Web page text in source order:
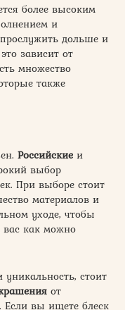
более высоким
и
дольше и
зависит от
множество
также
Российские и
выбор
При выборе стоит
материалов и
уходе, чтобы
вас как можно
стоит
от
Если вы ищете блеск